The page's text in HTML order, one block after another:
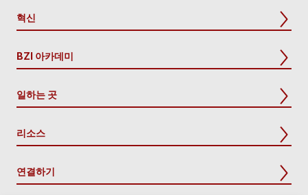
혁신
BZI 아카데미
일하는 곳
리소스
연결하기